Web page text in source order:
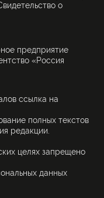
о
предприятие
«Россия
ссылка на
полных текстов
редакции.
целях запрещено
данных